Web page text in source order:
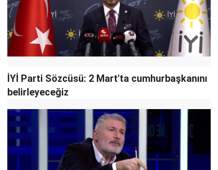
İYİ Parti Sözcüsü: 2 Mart'ta cumhurbaşkanını
belirleyeceğiz